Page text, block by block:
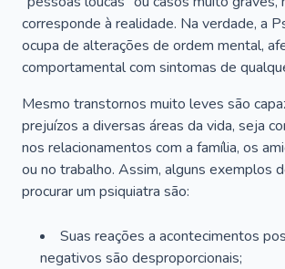
corresponde à realidade. Na verdade, a
ocupa de alterações de ordem mental,
comportamental com sintomas de
Mesmo transtornos muito leves são
prejuízos a diversas áreas da vida, seja
nos relacionamentos com a família, os
ou no trabalho. Assim, alguns exemplos
procurar um psiquiatra são:
Suas reações a acontecimentos
negativos são desproporcionais;